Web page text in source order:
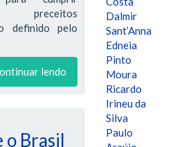
preceitos
definido pelo
lendo
o Brasil
Dalmir
Sant’Anna
Edneia
Pinto
Moura
Ricardo
Irineu da
Silva
Paulo